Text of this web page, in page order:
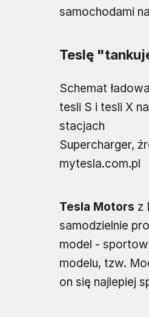
samochodami
Teslę
Schemat
tesli S i tesli X na
stacjach
Supercharger,
mytesla.com.pl
Tesla Motors z
samodzielnie
model -
modelu, tzw.
on się najlepiej